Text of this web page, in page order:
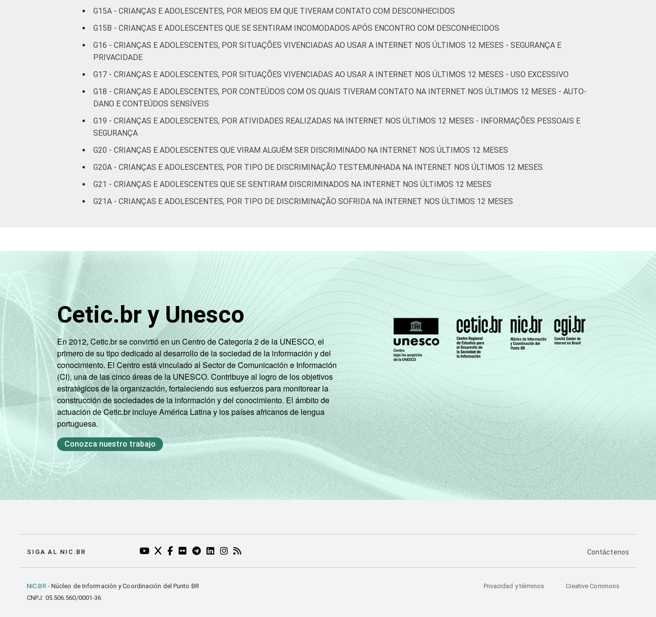
Mais de 1
SM até 2 SM
SM até 3 SM
Mais de 3
SM
8 2 11 3 3 77 3 7
Não tem
Não
1 1 7 2 2 82
Fonte: CGI.br/NIC.br, Centro Regional de Estudos para o Desenvolvimento da Sociedade da Informação (Cetic.br), Pesquisa sobre o Uso da Internet
por Crianças e Adolescentes no Brasil – TIC Kids Online Brasil 2017. ¹Dados coletados por meio de questionários de autopreenchimento.
G15A - CRIANÇAS E ADOLESCENTES, POR MEIOS EM QUE TIVERAM CONTATO COM DESCONHECIDOS
G15B - CRIANÇAS E ADOLESCENTES QUE SE SENTIRAM INCOMODADOS APÓS ENCONTRO COM DESCONHECIDOS
G16 - CRIANÇAS E ADOLESCENTES, POR SITUAÇÕES VIVENCIADAS AO USAR A INTERNET NOS ÚLTIMOS 12 MESES - SEGURANÇA E
PRIVACIDADE
G17 - CRIANÇAS E ADOLESCENTES, POR SITUAÇÕES VIVENCIADAS AO USAR A INTERNET NOS ÚLTIMOS 12 MESES - USO EXCESSIVO
G18 - CRIANÇAS E ADOLESCENTES, POR CONTEÚDOS COM OS QUAIS TIVERAM CONTATO NA INTERNET NOS ÚLTIMOS 12 MESES - AUTO-
DANO E CONTEÚDOS SENSÍVEIS
G19 - CRIANÇAS E ADOLESCENTES, POR ATIVIDADES REALIZADAS NA INTERNET NOS ÚLTIMOS 12 MESES - INFORMAÇÕES PESSOAIS E
SEGURANÇA
G20 - CRIANÇAS E ADOLESCENTES QUE VIRAM ALGUÉM SER DISCRIMINADO NA INTERNET NOS ÚLTIMOS 12 MESES
G20A - CRIANÇAS E ADOLESCENTES, POR TIPO DE DISCRIMINAÇÃO TESTEMUNHADA NA INTERNET NOS ÚLTIMOS 12 MESES
G21 - CRIANÇAS E ADOLESCENTES QUE SE SENTIRAM DISCRIMINADOS NA INTERNET NOS ÚLTIMOS 12 MESES
G21A - CRIANÇAS E ADOLESCENTES, POR TIPO DE DISCRIMINAÇÃO SOFRIDA NA INTERNET NOS ÚLTIMOS 12 MESES
Cetic.br y Unesco
En 2012, Cetic.br se convirtió en un Centro de Categoría 2 de la UNESCO, el
primero de su tipo dedicado al desarrollo de la sociedad de la información y del
conocimiento. El Centro está vinculado al Sector de Comunicación e Información
(CI), una de las cinco áreas de la UNESCO. Contribuye al logro de los objetivos
estratégicos de la organización, fortaleciendo sus esfuerzos para monitorear la
construcción de sociedades de la información y del conocimiento. El ámbito de
actuación de Cetic.br incluye América Latina y los países africanos de lengua
portuguesa.
Conozca nuestro trabajo
SIGA AL NIC.BR YOUTUBE DO NIC.BR (ABRE EM NOVA ABA)
TWITTER DO NIC.BR (ABRE EM NOVA ABA)
FACEBOOK DO NIC.BR (ABRE EM NOVA ABA)
FLICKR DO NIC.BR (ABRE EM NOVA ABA)
TELEGRAM DO NIC.BR (ABRE EM NOVA ABA)
LINKEDIN DO NIC.BR (ABRE EM NOVA ABA)
INSTAGRAM DO NIC.BR (ABRE EM NOVA ABA)
RSS DO NIC.BR (ABRE EM NOVA ABA) PÁGINA DE
Contáctenos
NIC.BR- Núcleo de Información y Coordinación del Punto BR
CNPJ: 05.506.560/0001-36
Privacidad y términos Creative Commons